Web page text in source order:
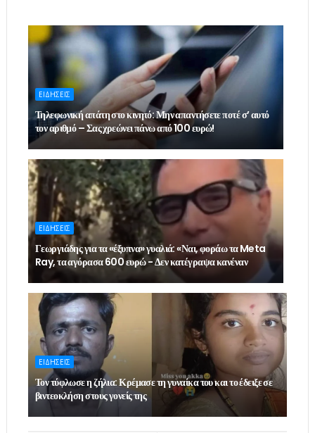
ΕΙΔΗΣΕΙΣ
Τηλεφωνική απάτη στο κινητό: Μην απαντήσετε ποτέ σ’ αυτό
τον αριθμό – Σας χρεώνει πάνω από 100 ευρώ!
ΕΙΔΗΣΕΙΣ
Γεωργιάδης για τα «έξυπνα» γυαλιά: «Ναι, φοράω τα Meta
Ray, τα αγόρασα 600 ευρώ - Δεν κατέγραψα κανέναν
ΕΙΔΗΣΕΙΣ
Τον τύφλωσε η ζήλια: Κρέμασε τη γυναίκα του και το έδειξε σε
βιντεοκλήση στους γονείς της